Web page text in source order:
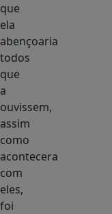
que
ela
abençoaria
todos
que
a
ouvissem,
assim
como
acontecera
com
eles,
foi